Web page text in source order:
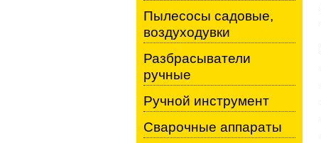
Пылесосы садовые,
воздуходувки
Разбрасыватели
ручные
Ручной инструмент
Сварочные аппараты